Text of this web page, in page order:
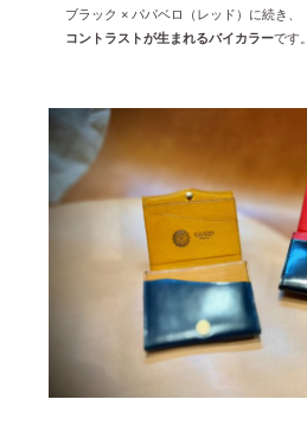
ブラック × パパベロ（レッド）に続き、
コントラストが生まれるバイカラーです。